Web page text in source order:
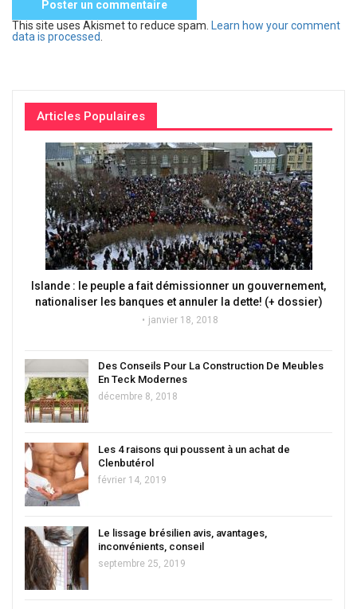
This site uses Akismet to reduce spam. Learn how your comment
data is processed
Articles Populaires
Islande : le peuple a fait démissionner un gouvernement,
nationaliser les banques et annuler la dette! (+ dossier)
janvier 18, 2018
Des Conseils Pour La Construction De Meubles
En Teck Modernes
décembre 8, 2018
Les 4 raisons qui poussent à un achat de
Clenbutérol
février 14, 2019
Le lissage brésilien avis, avantages,
inconvénients, conseil
septembre 25, 2019